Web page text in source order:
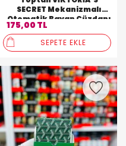
SECRET Mekanizmalı
Otomatik Bayan Cüzdanı
175,00 TL
SEPETE EKLE